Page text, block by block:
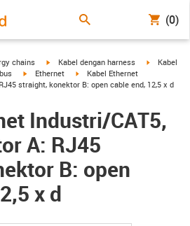
(0)
chains igus-icon-arrow-right
Kabel dengan harness igus-icon-
Kabel
igus-icon-arrow-right
Ethernet igus-icon-arrow-right
Kabel Ethernet
straight, konektor B: open cable end, 12,5 x d
Industri/CAT5,
A: RJ45
B: open
x d